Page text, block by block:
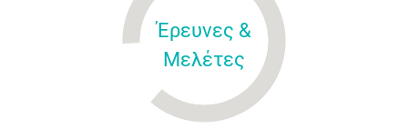
Έρευνες &
Μελέτες